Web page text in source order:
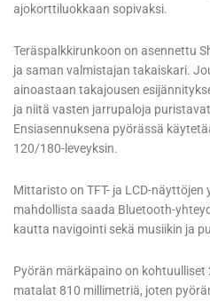
ajokorttiluokkaan sopivaksi.
Teräspalkkirunkoon on asennettu
ja saman valmistajan takaiskari.
ainoastaan takajousen
ja niitä vasten jarrupaloja
Ensiasennuksena pyörässä
120/180-leveyksin.
Mittaristo on TFT- ja LCD-näyttöjen
mahdollista saada Bluetooth-
kautta navigointi sekä musiikin ja
Pyörän märkäpaino on kohtuulliset
matalat 810 millimetriä, joten